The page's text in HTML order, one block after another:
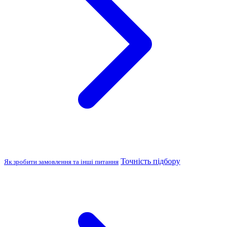
Як зробити замовлення та інші питання Точність підбору